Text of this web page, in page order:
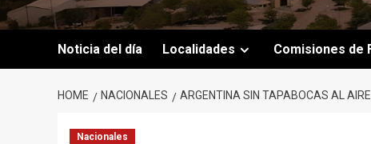
Noticia del día Localidades Comisiones de
HOME NACIONALES ARGENTINA SIN TAPABOCAS AL
Nacionales